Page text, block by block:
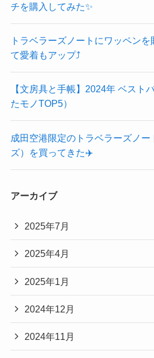
チを購入してみた✨
トラベラーズノートにワッペン
て愛着もアップ⤴️
【文房具と手帳】2024年 ベスト
たモノTOP5）
成田空港限定のトラベラーズノー
ズ）を買ってきた✈️
アーカイブ
2025年7月
2025年4月
2025年1月
2024年12月
2024年11月